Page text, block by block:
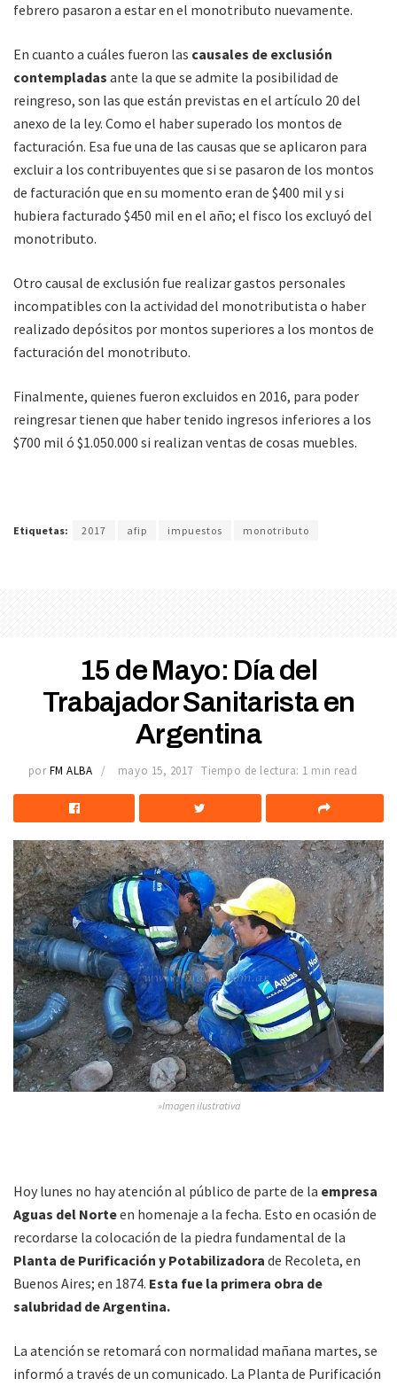
febrero pasaron a estar en el monotributo nuevamente.
En cuanto a cuáles fueron las causales de exclusión
contempladas ante la que se admite la posibilidad de
reingreso, son las que están previstas en el artículo 20 del
anexo de la ley. Como el haber superado los montos de
facturación. Esa fue una de las causas que se aplicaron para
excluir a los contribuyentes que si se pasaron de los montos
de facturación que en su momento eran de $400 mil y si
hubiera facturado $450 mil en el año; el fisco los excluyó del
monotributo.
Otro causal de exclusión fue realizar gastos personales
incompatibles con la actividad del monotributista o haber
realizado depósitos por montos superiores a los montos de
facturación del monotributo.
Finalmente, quienes fueron excluidos en 2016, para poder
reingresar tienen que haber tenido ingresos inferiores a los
$700 mil ó $1.050.000 si realizan ventas de cosas muebles.
Etiquetas: 2017 afip impuestos monotributo
15 de Mayo: Día del
Trabajador Sanitarista en
Argentina
por FM ALBA mayo 15, 2017 Tiempo de lectura: 1 min read
»Imagen ilustrativa
Hoy lunes no hay atención al público de parte de la empresa
Aguas del Norteen homenaje a la fecha. Esto en ocasión de
recordarse la colocación de la piedra fundamental de la
Planta de Purificación y Potabilizadora de Recoleta, en
Buenos Aires; en 1874. Esta fue la primera obra de
salubridad de Argentina.
La atención se retomará con normalidad mañana martes, se
informó a través de un comunicado. La Planta de Purificación